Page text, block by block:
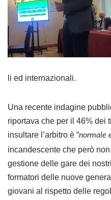
li ed internazionali.
Una recente indagine
riportava che per il 46% dei
insultare l’arbitro è “normale
incandescente che però
gestione delle gare dei
formatori delle nuove
giovani al rispetto delle